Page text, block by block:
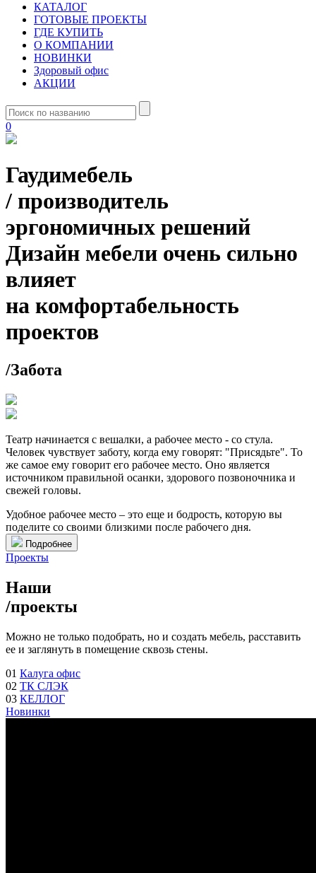
КАТАЛОГ
ГОТОВЫЕ ПРОЕКТЫ
ГДЕ КУПИТЬ
О КОМПАНИИ
НОВИНКИ
Здоровый офис
АКЦИИ
0
Гаудимебель
/ производитель
эргономичных решений
Дизайн мебели очень сильно
влияет
на комфортабельность
проектов
/Забота
Театр начинается с вешалки, а рабочее место - со стула.
Человек чувствует заботу, когда ему говорят: "Присядьте". То
же самое ему говорит его рабочее место. Оно является
источником правильной осанки, здорового позвоночника и
свежей головы.
Удобное рабочее место – это еще и бодрость, которую вы
поделите со своими близкими после рабочего дня.
Подробнее
Проекты
Наши
/проекты
Можно не только подобрать, но и создать мебель, расставить
ее и заглянуть в помещение сквозь стены.
01 Калуга офис
02 ТК СЛЭК
03 КЕЛЛОГ
Новинки